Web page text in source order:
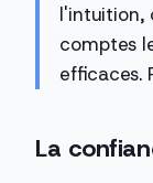
l'intuition,
comptes
efficaces.
La